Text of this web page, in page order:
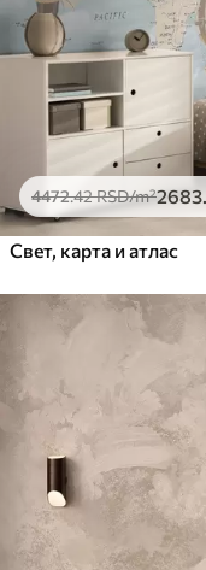
4472.42RSD/m²2683
Свет, карта и атлас